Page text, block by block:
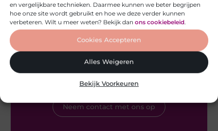
en vergelijkbare technieken. Daarmee kunnen we beter begrijpen
hoe onze site wordt gebruikt en hoe we deze verder kunnen
verbeteren. Wilt u meer weten? Bekijk dan ons cookiebeleid.
Cookies Accepteren
Alles Weigeren
Bekijk Voorkeuren
Sluit je aan bij Gezondheid Tips - Deel je verhaal
Heb je vragen of wil je meteen aan de slag? Neem vandaag
nog contact met ons op en ontdek wat onze blog voor jou
kan betekenen!
Neem contact met ons op